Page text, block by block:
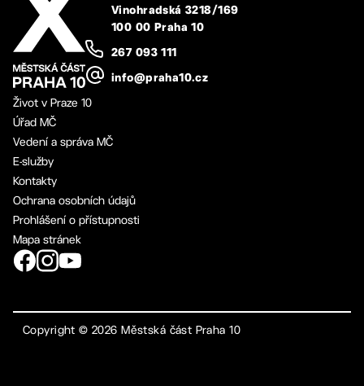
Vinohradská 3218/169
100 00 Praha 10
267 093 111
info@praha10.cz
Život v Praze 10
Úřad MČ
Vedení a správa MČ
E-služby
Kontakty
Ochrana osobních údajů
Prohlášení o přístupnosti
Mapa stránek
Copyright ©2026 Městská část Praha 10